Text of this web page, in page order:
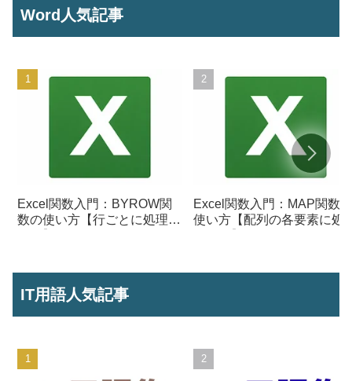
Word人気記事
Excel関数入門：BYROW関
数の使い方【行ごとに処理を
Excel関数入門：MAP関数の
使い方【配列の各要素に処
IT用語人気記事